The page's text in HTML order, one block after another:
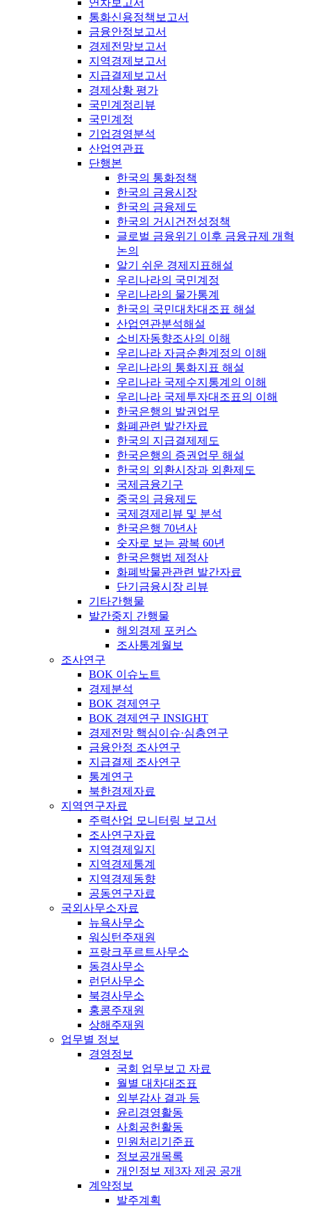
연차보고서
통화신용정책보고서
금융안정보고서
경제전망보고서
지역경제보고서
지급결제보고서
경제상황 평가
국민계정리뷰
국민계정
기업경영분석
산업연관표
단행본
한국의 통화정책
한국의 금융시장
한국의 금융제도
한국의 거시건전성정책
글로벌 금융위기 이후 금융규제 개혁
논의
알기 쉬운 경제지표해설
우리나라의 국민계정
우리나라의 물가통계
한국의 국민대차대조표 해설
산업연관분석해설
소비자동향조사의 이해
우리나라 자금순환계정의 이해
우리나라의 통화지표 해설
우리나라 국제수지통계의 이해
우리나라 국제투자대조표의 이해
한국은행의 발권업무
화폐관련 발간자료
한국의 지급결제제도
한국은행의 증권업무 해설
한국의 외환시장과 외환제도
국제금융기구
중국의 금융제도
국제경제리뷰 및 분석
한국은행 70년사
숫자로 보는 광복 60년
한국은행법 제정사
화폐박물관관련 발간자료
단기금융시장 리뷰
기타간행물
발간중지 간행물
해외경제 포커스
조사통계월보
조사연구
BOK 이슈노트
경제분석
BOK 경제연구
BOK 경제연구 INSIGHT
경제전망 핵심이슈·심층연구
금융안정 조사연구
지급결제 조사연구
통계연구
북한경제자료
지역연구자료
주력산업 모니터링 보고서
조사연구자료
지역경제일지
지역경제통계
지역경제동향
공동연구자료
국외사무소자료
뉴욕사무소
워싱턴주재원
프랑크푸르트사무소
동경사무소
런던사무소
북경사무소
홍콩주재원
상해주재원
업무별 정보
경영정보
국회 업무보고 자료
월별 대차대조표
외부감사 결과 등
윤리경영활동
사회공헌활동
민원처리기준표
정보공개목록
개인정보 제3자 제공 공개
계약정보
발주계획